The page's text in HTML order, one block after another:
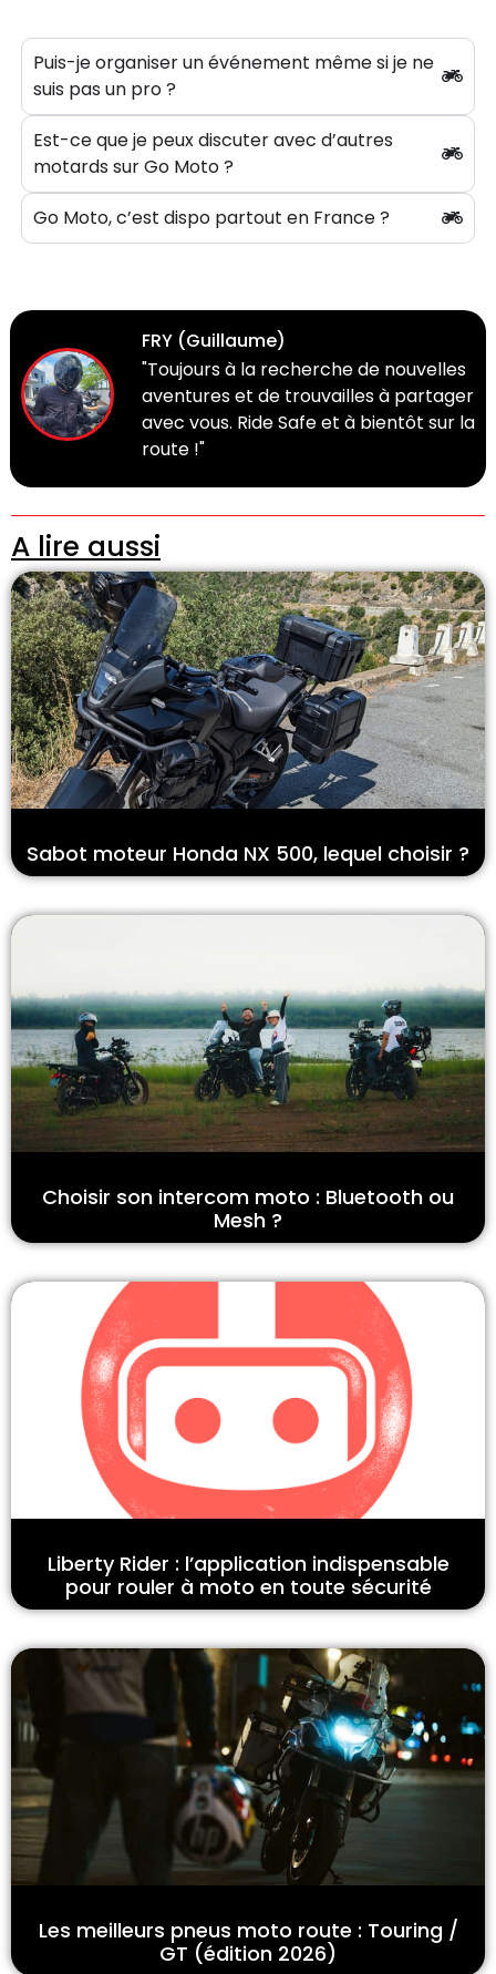
Puis-je organiser un événement même si je ne
suis pas un pro ?
Est-ce que je peux discuter avec d’autres
motards sur Go Moto ?
Go Moto, c’est dispo partout en France ?
FRY (Guillaume)
"Toujours à la recherche de nouvelles
aventures et de trouvailles à partager
avec vous. Ride Safe et à bientôt sur la
route !"
A lire aussi
Sabot moteur Honda NX 500, lequel choisir ?
Choisir son intercom moto : Bluetooth ou
Mesh ?
Liberty Rider : l’application indispensable
pour rouler à moto en toute sécurité
Les meilleurs pneus moto route : Touring /
GT (édition 2026)